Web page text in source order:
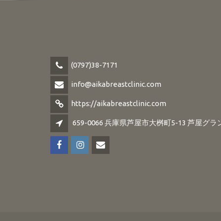
(0797)38-7171
info@aikabreastclinic.com
https://aikabreastclinic.com
659-0066 兵庫県芦屋市大桝町5-13 芦屋グラ